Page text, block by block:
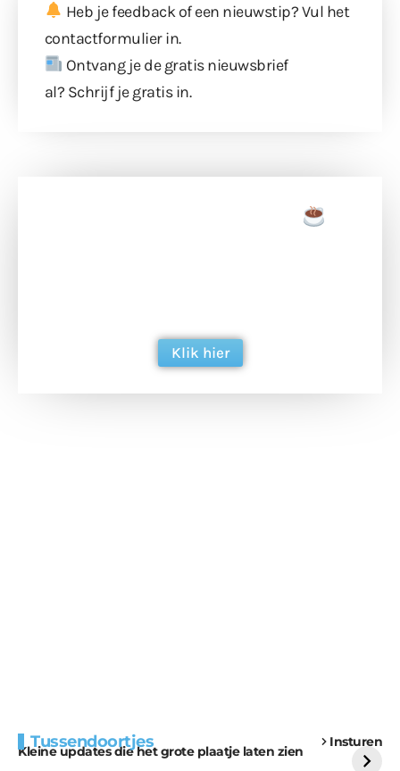
Heb je feedback of een nieuwstip? Vul het
contactformulierin.
Ontvang je de gratis nieuwsbrief
al? Schrijf je gratis in.
Klik hier
Tussendoortjes Insturen
Kleine updates die het grote plaatje laten zien
voor kabouters
uitdaging